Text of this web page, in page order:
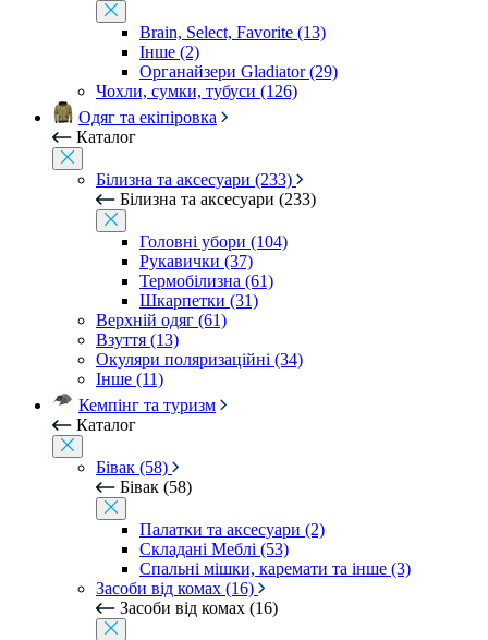
Brain, Select, Favorite (13)
Інше (2)
Органайзери Gladiator (29)
Чохли, сумки, тубуси (126)
Одяг та екіпіровка
Каталог
Білизна та аксесуари (233)
Білизна та аксесуари (233)
Головні убори (104)
Рукавички (37)
Термобілизна (61)
Шкарпетки (31)
Верхній одяг (61)
Взуття (13)
Окуляри поляризаційні (34)
Інше (11)
Кемпінг та туризм
Каталог
Бівак (58)
Бівак (58)
Палатки та аксесуари (2)
Складані Меблі (53)
Спальні мішки, каремати та інше (3)
Засоби від комах (16)
Засоби від комах (16)